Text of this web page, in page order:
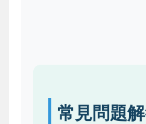
常見問題